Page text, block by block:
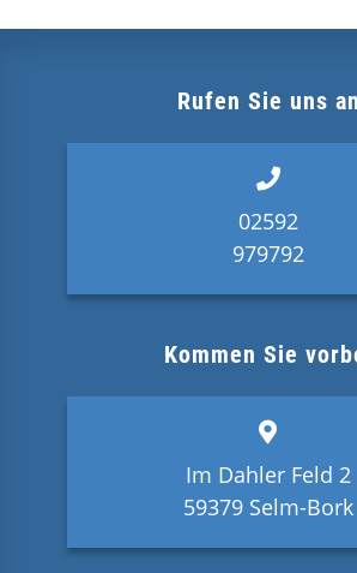
Rufen Sie uns an
02592
979792
Kommen Sie
Im Dahler Feld 2
59379 Selm-Bork